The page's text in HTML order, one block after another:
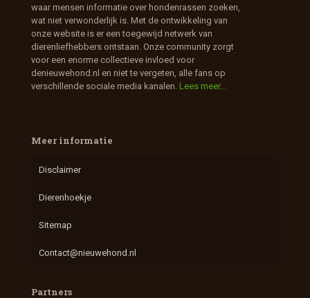
waar mensen informatie over hondenrassen zoeken,
wat niet verwonderlijk is. Met de ontwikkeling van
onze website is er een toegewijd netwerk van
dierenliefhebbers ontstaan. Onze community zorgt
voor een enorme collectieve invloed voor
denieuwehond.nl en niet te vergeten, alle fans op
verschillende sociale media kanalen. Lees meer...
Meer informatie
Disclaimer
Dierenhoekje
Sitemap
Contact@nieuwehond.nl
Partners